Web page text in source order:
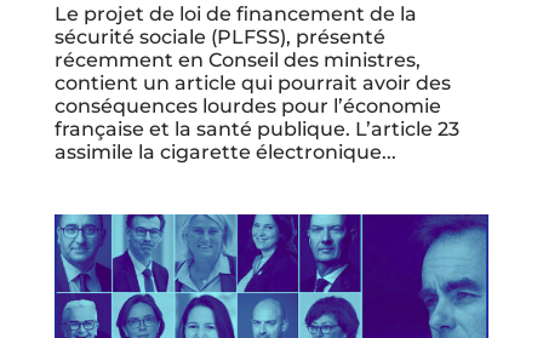
Le projet de loi de financement de la
sécurité sociale (PLFSS), présenté
récemment en Conseil des ministres,
contient un article qui pourrait avoir des
conséquences lourdes pour l’économie
française et la santé publique. L’article 23
assimile la cigarette électronique...